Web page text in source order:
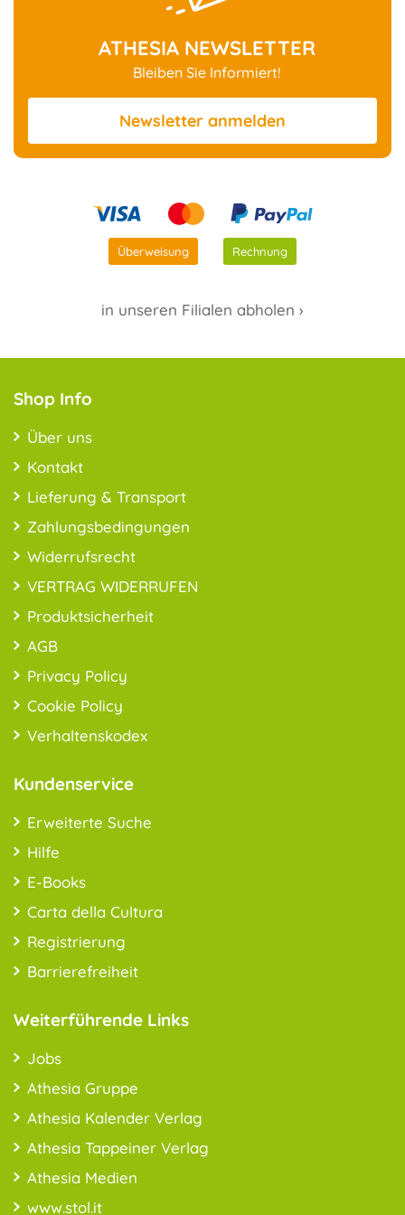
ATHESIA NEWSLETTER
Bleiben Sie Informiert!
Newsletter anmelden
Überweisung Rechnung
in unseren Filialen abholen ›
Shop Info
Über uns
Kontakt
Lieferung & Transport
Zahlungsbedingungen
Widerrufsrecht
VERTRAG WIDERRUFEN
Produktsicherheit
AGB
Privacy Policy
Cookie Policy
Verhaltenskodex
Kundenservice
Erweiterte Suche
Hilfe
E-Books
Carta della Cultura
Registrierung
Barrierefreiheit
Weiterführende Links
Jobs
Athesia Gruppe
Athesia Kalender Verlag
Athesia Tappeiner Verlag
Athesia Medien
www.stol.it